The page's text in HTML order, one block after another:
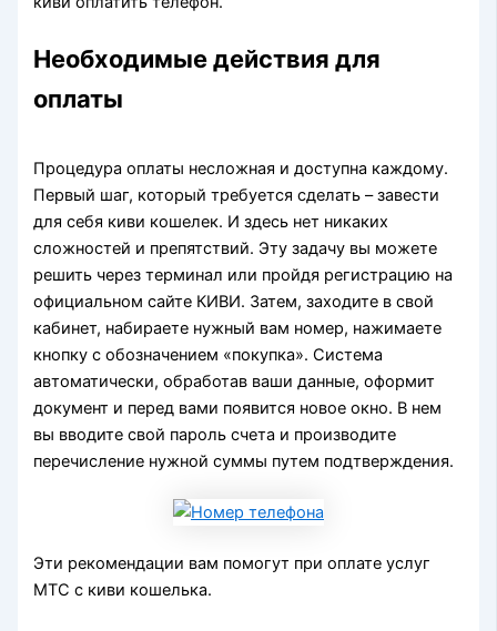
Необходимые действия для
оплаты
Процедура оплаты несложная и доступна каждому.
Первый шаг, который требуется сделать – завести
для себя киви кошелек. И здесь нет никаких
сложностей и препятствий. Эту задачу вы можете
решить через терминал или пройдя регистрацию на
официальном сайте КИВИ. Затем, заходите в свой
кабинет, набираете нужный вам номер, нажимаете
кнопку с обозначением «покупка». Система
автоматически, обработав ваши данные, оформит
документ и перед вами появится новое окно. В нем
вы вводите свой пароль счета и производите
перечисление нужной суммы путем подтверждения.
Эти рекомендации вам помогут при оплате услуг
МТС с киви кошелька.